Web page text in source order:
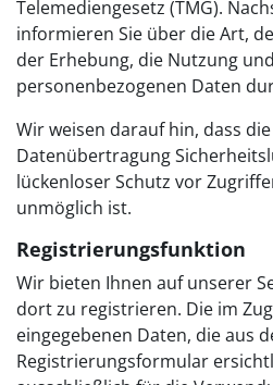
Telemediengesetz (TMG).
informieren Sie über die Art,
der Erhebung, die Nutzung
personenbezogenen Daten
Wir weisen darauf hin, dass
Datenübertragung
lückenloser Schutz vor
unmöglich ist.
Registrierungsfunktion
Wir bieten Ihnen auf unserer
dort zu registrieren. Die im
eingegebenen Daten, die aus
Registrierungsformular